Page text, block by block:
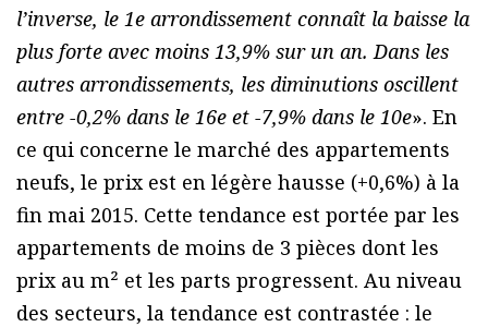
l’inverse, le 1e arrondissement connaît la baisse la
plus forte avec moins 13,9% sur un an. Dans les
autres arrondissements, les diminutions oscillent
entre -0,2% dans le 16e et -7,9% dans le 10e». En
ce qui concerne le marché des appartements
neufs, le prix est en légère hausse (+0,6%) à la
fin mai 2015. Cette tendance est portée par les
appartements de moins de 3 pièces dont les
prix au m² et les parts progressent. Au niveau
des secteurs, la tendance est contrastée : le